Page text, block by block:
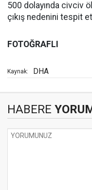
500 dolayında civciv
çıkış nedenini tespit
FOTOĞRAFLI
Kaynak: DHA
HABERE